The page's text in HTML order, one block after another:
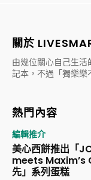
關於
由幾位關心自己生
記本，不過「獨樂樂
熱門內容
編輯推介
美心西餅推出「
meets Maxim’s
先」系列蛋糕